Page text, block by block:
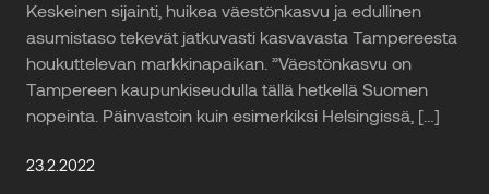
Keskeinen sijainti, huikea väestönkasvu ja edullinen
asumistaso tekevät jatkuvasti kasvavasta Tampereesta
houkuttelevan markkinapaikan. ”Väestönkasvu on
Tampereen kaupunkiseudulla tällä hetkellä Suomen
nopeinta. Päinvastoin kuin esimerkiksi Helsingissä, […]
23.2.2022